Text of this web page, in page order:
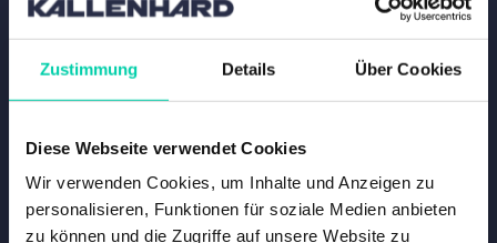
Zustimmung Details Über Cookies
Diese Webseite verwendet Cookies
Wir verwenden Cookies, um Inhalte und Anzeigen zu
personalisieren, Funktionen für soziale Medien anbieten
zu können und die Zugriffe auf unsere Website zu